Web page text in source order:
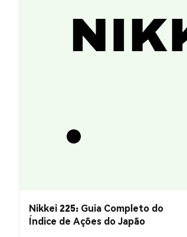
Nikkei 225: Guia Completo do
Índice de Ações do Japão